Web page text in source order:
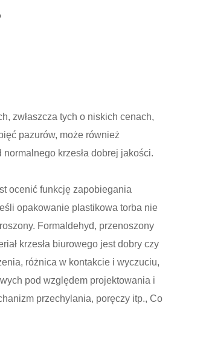
zwłaszcza tych o niskich cenach,
pazurów, może również
krzesła dobrej jakości.
ocenić funkcję zapobiegania
opakowanie plastikowa torba nie
Formaldehyd, przenoszony
krzesła biurowego jest dobry czy
różnica w kontakcie i wyczuciu,
pod względem projektowania i
przechylania, poręczy itp., Co